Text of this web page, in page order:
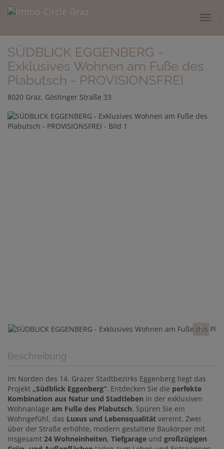
SÜDBLICK EGGENBERG -
Exklusives Wohnen am Fuße des
Plabutsch - PROVISIONSFREI
8020 Graz, Göstinger Straße 33
Beschreibung
Im Norden des 14. Grazer Stadtbezirks Eggenberg liegt das
Projekt „Südblick Eggenberg“. Entdecken Sie die perfekte
Kombination aus Natur und Stadtleben in der exklusiven
Wohnanlage am Fuße des Plabutsch. Spüren Sie ein
Wohngefühl, das Luxus und Lebensqualität vereint. Zwei
über der Straße erhöhte, modern gestaltete Baukörper mit
insgesamt 24 Wohneinheiten, Tiefgarage und großzügigen